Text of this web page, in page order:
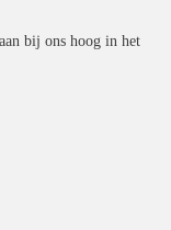
bij ons hoog in het